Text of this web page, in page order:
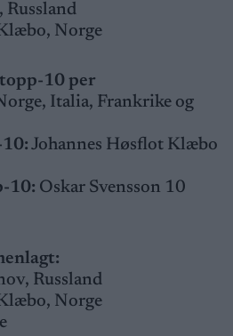
Russland
Norge
10 per
Italia, Frankrike og
Johannes Høsflot Klæbo
10: Oskar Svensson 10
Russland
Norge